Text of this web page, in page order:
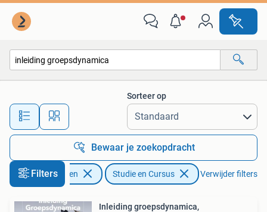
Alle afstanden…
Sorteer op
Bewaar je zoekopdracht
FiltersBoeken Studie en Cursus Verwijder filters
Inleiding groepsdynamica,